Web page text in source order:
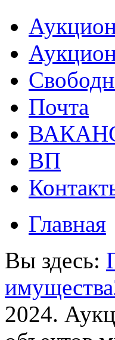
Почта
ВП
Главная
Вы здесь:
2024.